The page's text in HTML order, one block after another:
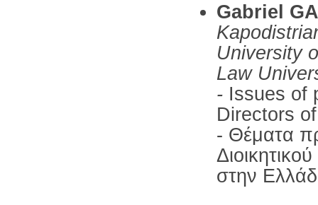
Gabriel
University
Law
- Issues of
Directors
- Θέματα
στην